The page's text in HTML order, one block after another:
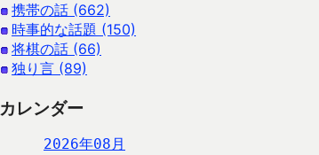
携帯の話 (662)
時事的な話題 (150)
将棋の話 (66)
独り言 (89)
カレンダー
2026年08月